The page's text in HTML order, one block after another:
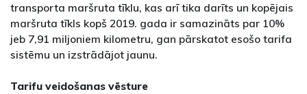
transporta maršruta tīklu, kas arī tika darīts un kopējais
maršruta tīkls kopš 2019. gada ir samazināts par 10%
jeb 7,91 miljoniem kilometru, gan pārskatot esošo tarifa
sistēmu un izstrādājot jaunu.
Tarifu veidošanas vēsture